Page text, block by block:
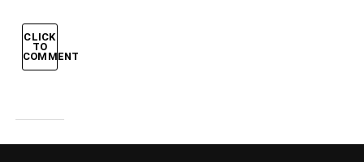
CLICK
TO
COMMENT